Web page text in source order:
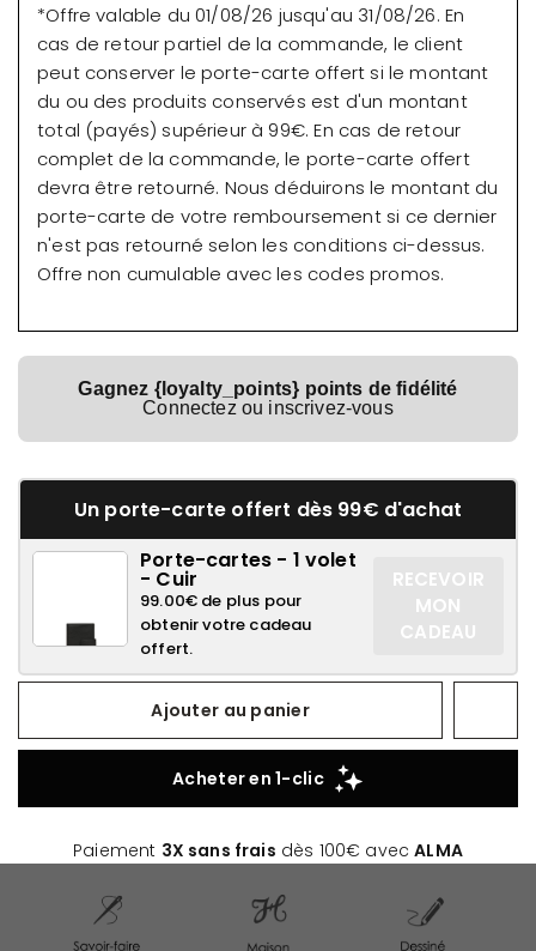
*Offre valable du 01/08/26 jusqu'au 31/08/26. En
cas de retour partiel de la commande, le client
peut conserver le porte-carte offert si le montant
du ou des produits conservés est d'un montant
total (payés) supérieur à 99€. En cas de retour
complet de la commande, le porte-carte offert
devra être retourné. Nous déduirons le montant du
porte-carte de votre remboursement si ce dernier
n'est pas retourné selon les conditions ci-dessus.
Offre non cumulable avec les codes promos.
Gagnez {loyalty_points} points de fidélité
Connectez ou inscrivez-vous
Un porte-carte offert dès 99€ d'achat
Porte-cartes - 1 volet
- Cuir
99.00€ de plus pour
obtenir votre cadeau
offert.
RECEVOIR
MON
CADEAU
Ajouter au panier
Paiement 3X sans frais dès 100€ avecALMA